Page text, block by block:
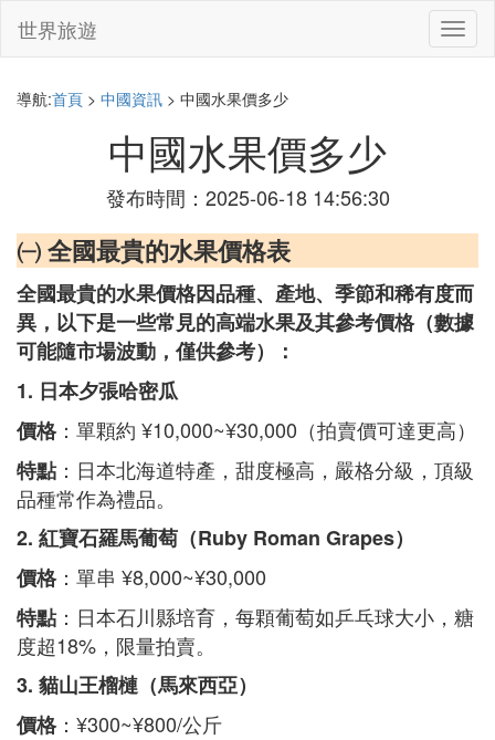
切
換
世界旅遊
導航:首頁 > 中國資訊 > 中國水果價多少
中國水果價多少
發布時間：2025-06-18 14:56:30
㈠ 全國最貴的水果價格表
全國最貴的水果價格因品種、產地、季節和稀有度而
異，以下是一些常見的高端水果及其參考價格（數據
可能隨市場波動，僅供參考）：
1. 日本夕張哈密瓜
價格：單顆約 ¥10,000~¥30,000（拍賣價可達更高）
特點：日本北海道特產，甜度極高，嚴格分級，頂級
品種常作為禮品。
2. 紅寶石羅馬葡萄（Ruby Roman Grapes）
價格：單串 ¥8,000~¥30,000
特點：日本石川縣培育，每顆葡萄如乒乓球大小，糖
度超18%，限量拍賣。
3. 貓山王榴槤（馬來西亞）
價格：¥300~¥800/公斤